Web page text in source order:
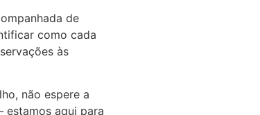
de
como cada
às
não espere a
estamos aqui para